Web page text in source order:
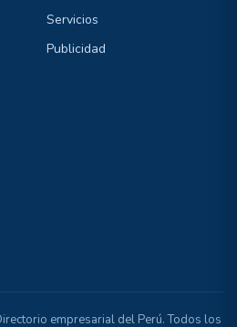
Servicios
Publicidad
empresarial del Perú. Todos los